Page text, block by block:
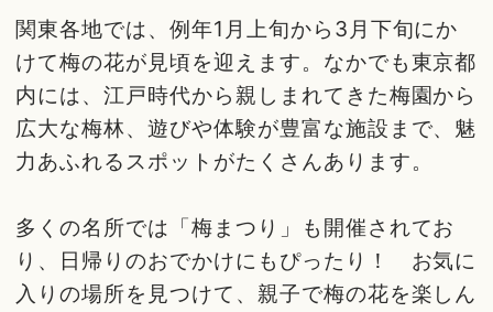
関東各地では、例年1月上旬から3月下旬にか
けて梅の花が見頃を迎えます。なかでも東京都
内には、江戸時代から親しまれてきた梅園から
広大な梅林、遊びや体験が豊富な施設まで、魅
力あふれるスポットがたくさんあります。
多くの名所では「梅まつり」も開催されてお
り、日帰りのおでかけにもぴったり！ お気に
入りの場所を見つけて、親子で梅の花を楽しん